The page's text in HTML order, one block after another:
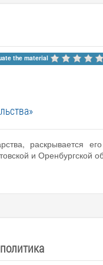
the material
раскрывается
и Оренбургской